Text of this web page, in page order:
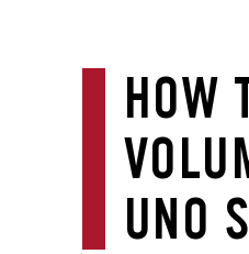
HOW
UNO